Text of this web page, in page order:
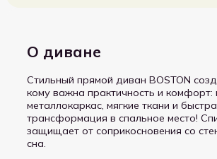
О диване
Стильный прямой диван BOSTON
кому важна практичность и
металлокаркас, мягкие ткани и
трансформация в спальное место!
защищает от соприкосновения со
сна.